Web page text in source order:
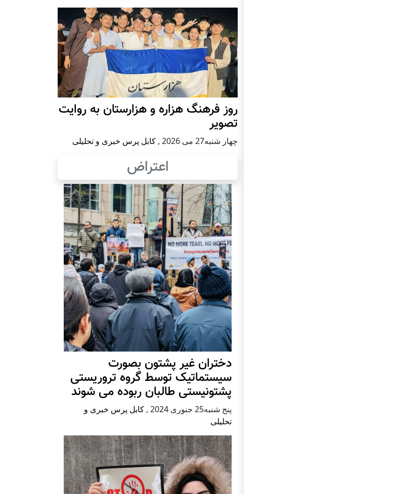
روز فرهنگ هزاره و هزارستان به روایت
تصویر
چهار شنبه27 می 2026 , کابل پرس خبری و تحلیلی
اعتراض
دختران غیر پشتون بصورت
سیستماتیک توسط گروه تروریستی
پشتونیستی طالبان ربوده می شوند
پنج شنبه25 جنوری 2024 , کابل پرس خبری و
تحلیلی